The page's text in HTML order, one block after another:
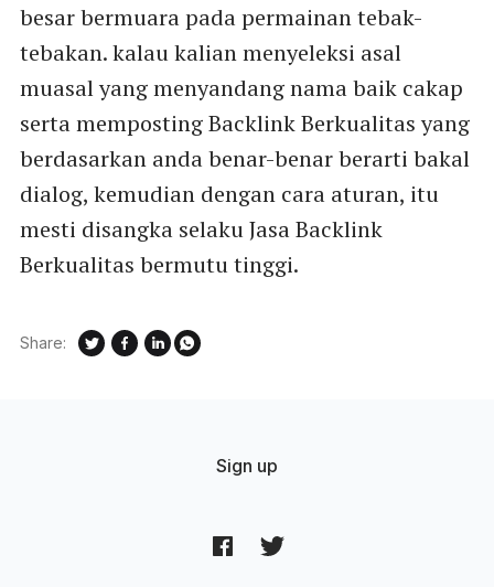
besar bermuara pada permainan tebak-
tebakan. kalau kalian menyeleksi asal
muasal yang menyandang nama baik cakap
serta memposting Backlink Berkualitas yang
berdasarkan anda benar-benar berarti bakal
dialog, kemudian dengan cara aturan, itu
mesti disangka selaku Jasa Backlink
Berkualitas bermutu tinggi.
Share:
Sign up